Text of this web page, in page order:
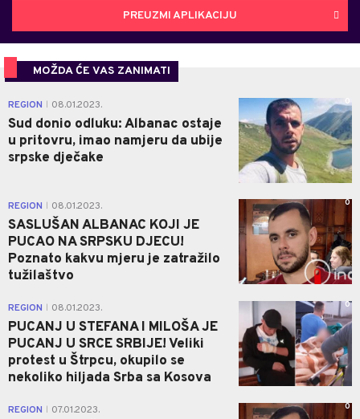
PREUZMI APLIKACIJU
MOŽDA ĆE VAS ZANIMATI
REGION 08.01.2023.
Sud donio odluku: Albanac ostaje
u pritovru, imao namjeru da ubije
srpske dječake
0
REGION 08.01.2023.
SASLUŠAN ALBANAC KOJI JE
PUCAO NA SRPSKU DJECU!
Poznato kakvu mjeru je zatražilo
tužilaštvo
0
REGION 08.01.2023.
PUCANJ U STEFANA I MILOŠA JE
PUCANJ U SRCE SRBIJE! Veliki
protest u Štrpcu, okupilo se
nekoliko hiljada Srba sa Kosova
0
REGION 07.01.2023. 0